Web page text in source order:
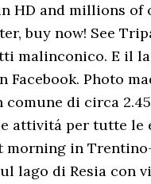
HD and millions
buy now! See
malinconico. E il
Photo
di circa
attivitá per tutte le
in
di Resia con